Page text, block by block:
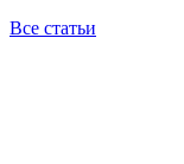
Все статьи